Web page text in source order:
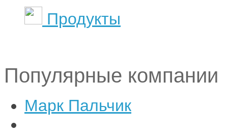
Продукты
Популярные компании
Марк Пальчик